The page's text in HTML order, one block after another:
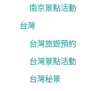
南京景點活動
台灣
台灣旅遊預約
台灣景點活動
台灣秘景